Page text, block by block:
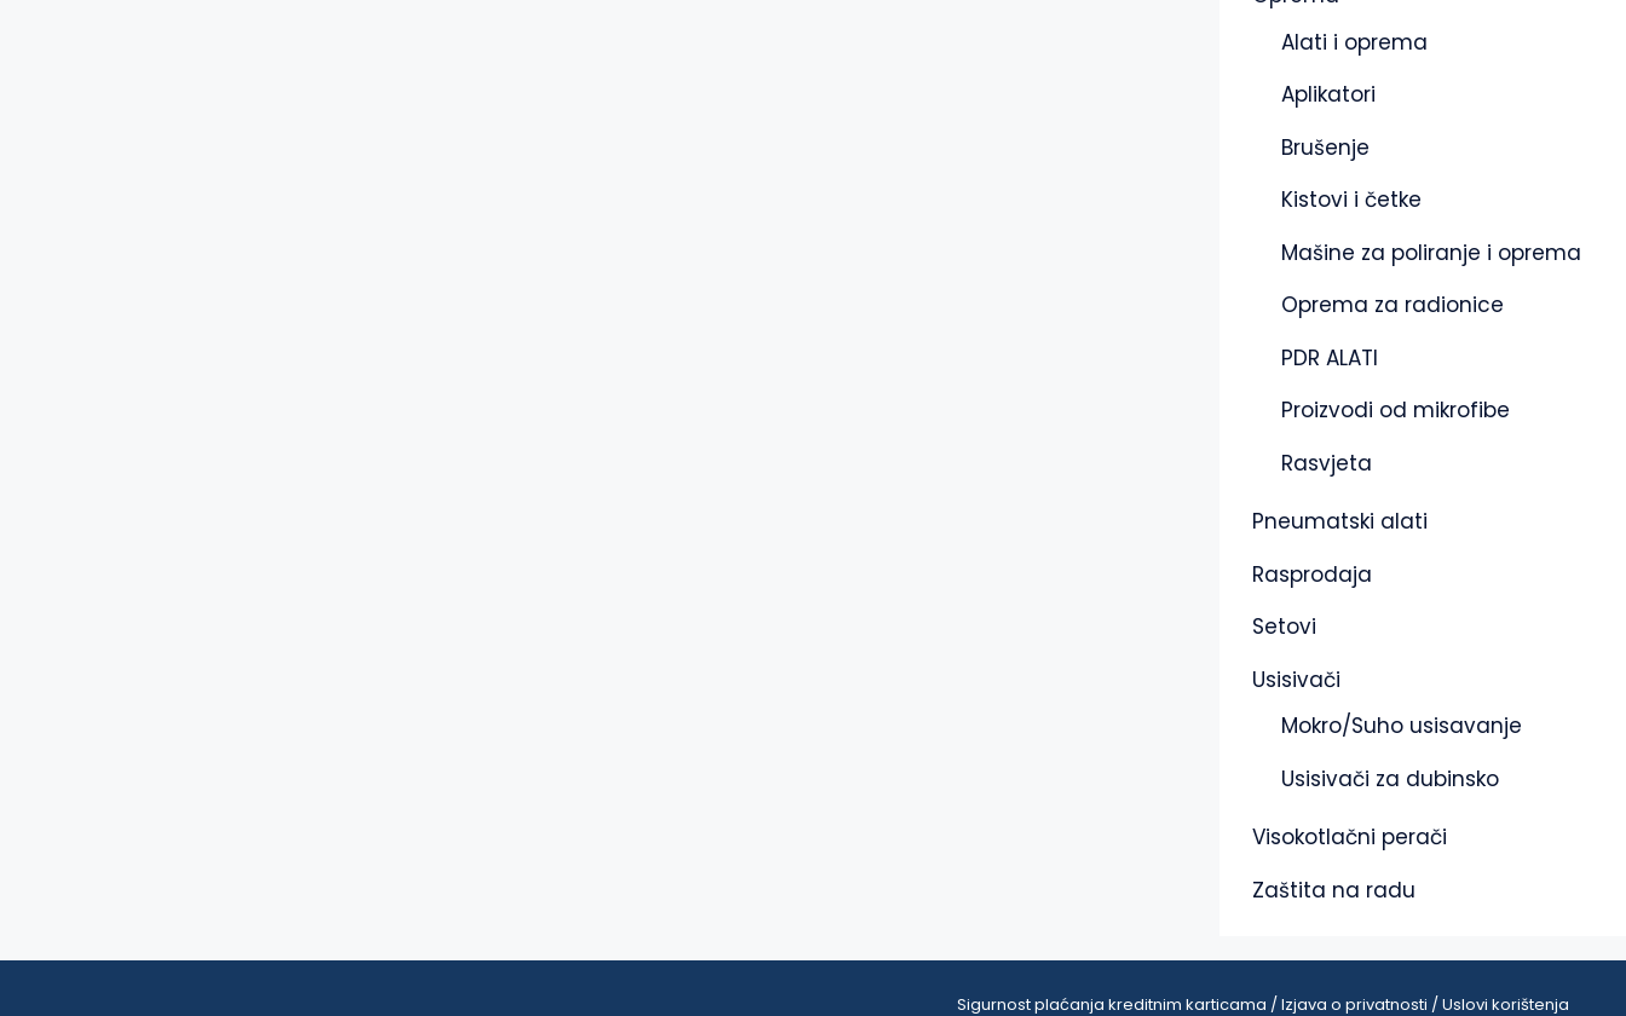
Alati i oprema
Aplikatori
Brušenje
Kistovi i četke
Mašine za poliranje i oprema
Oprema za radionice
PDR ALATI
Proizvodi od mikrofibe
Rasvjeta
Pneumatski alati
Rasprodaja
Setovi
Usisivači
Mokro/Suho usisavanje
Usisivači za dubinsko
Visokotlačni perači
Zaštita na radu
Sigurnost plaćanja kreditnim karticama / Izjava o privatnosti / Uslovi korištenja